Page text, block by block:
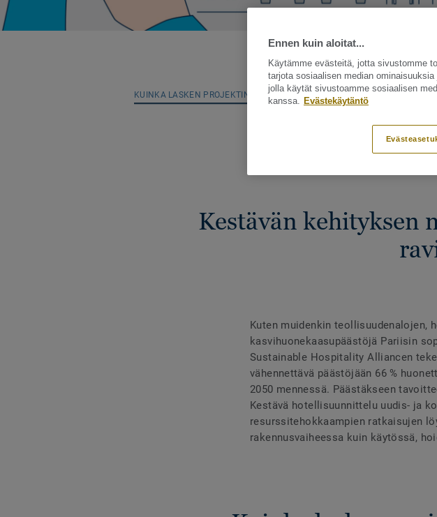
KUINKA LASKEN PROJEKTINI ILMASTOJALANJÄLJEN? VALITSE
Kestävän kehityksen
Kuten muidenkin teollisuudenalojen,
kasvihuonekaasupäästöjä Pariisin
Sustainable Hospitality Alliancen
vähennettävä päästöjään 66 %
2050 mennessä. Päästäkseen
Kestävä hotellisuunnittelu uudis- ja
resurssitehokkaampien ratkaisujen
rakennusvaiheessa kuin käytössä,
Ennen kuin aloitat...
Käytämme evästeitä, jotta sivustomme
tarjota sosiaalisen median
jolla käytät sivustoamme sosiaalisen
kanssa. Evästekäytäntö